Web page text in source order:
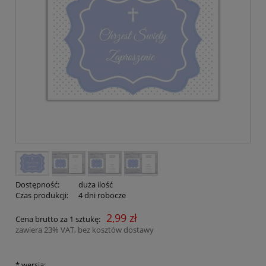
Dostępność:
duża ilość
Czas produkcji:
4 dni robocze
Cena brutto za 1 sztukę: 2,99 zł
zawiera 23% VAT, bez kosztów dostawy